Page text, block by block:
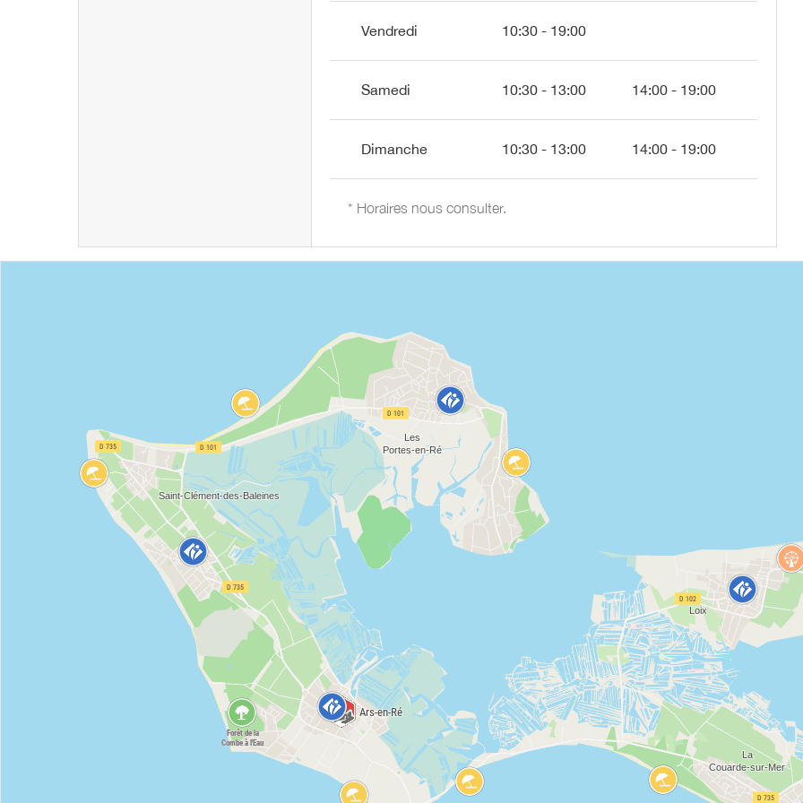
Vendredi 10:30 - 19:00
Samedi 10:30 - 13:00 14:00 - 19:00
Dimanche 10:30 - 13:00 14:00 - 19:00
* Horaires nous consulter.